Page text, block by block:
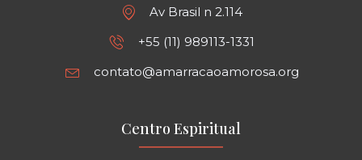
Av Brasil n 2.114
+55 (11) 989113-1331
contato@amarracaoamorosa.org
Centro Espiritual